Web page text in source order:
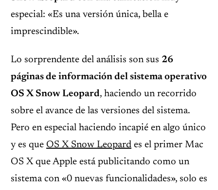
especial: «Es una versión única, bella e
imprescindible».
Lo sorprendente del análisis son sus 26
páginas de información del sistema operativo
OS X Snow Leopard, haciendo un recorrido
sobre el avance de las versiones del sistema.
Pero en especial haciendo incapié en algo único
y es que OS X Snow Leopard es el primer Mac
OS X que Apple está publicitando como un
sistema con «0 nuevas funcionalidades», solo es